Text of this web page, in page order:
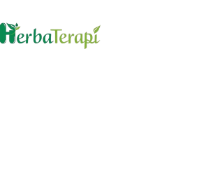
content